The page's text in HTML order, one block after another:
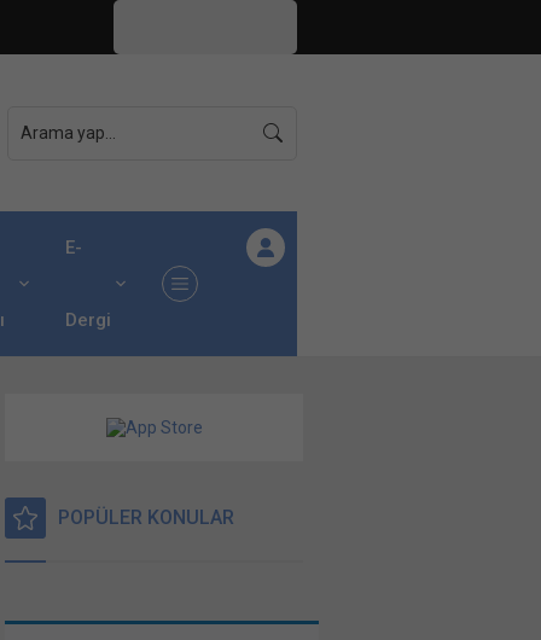
E-
Dergi
POPÜLER KONULAR